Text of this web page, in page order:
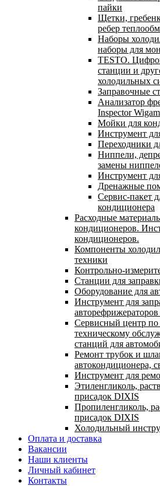
пайки
Щетки,
ребер
Наборы
наборы для
TESTO.
станции и
холодильных
Заправочные
Анализатор
Inspector
Мойки для
Инструмент
Переходники
Ниппели,
замены
Инструмент
Дренажные
Сервис-пакет
кондиционера
Расходные
кондиционеров.
кондиционеров.
Компоненты
техники
Контрольно-
Станции для
Оборудование для
Инструмент для
авторефрижераторов
Сервисный центр по
техническому
станций для
Ремонт трубок и
автокондиционера,
Инструмент для
Этиленгликоль,
присадок DIXIS
Пропиленгликоль,
присадок DIXIS
Холодильный
Оплата и доставка
Вакансии
Наши клиенты
Личный кабинет
Контакты